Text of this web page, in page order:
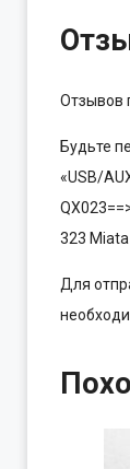
Отзывов
Будьте
«USB/
323 Miata
Для